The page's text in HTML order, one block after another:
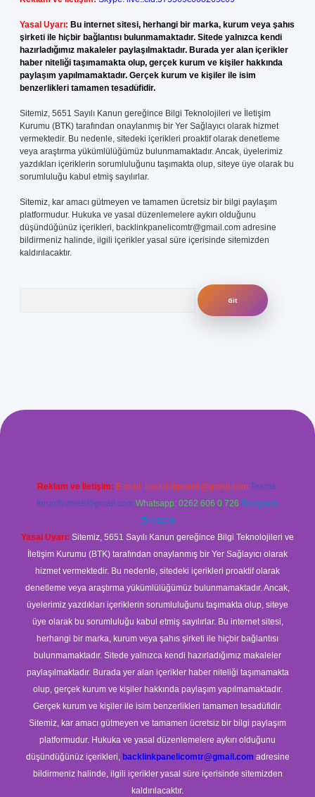
Yasal Uyarı: Bu internet sitesi, herhangi bir marka, kurum veya şahıs
şirketi ile hiçbir bağlantısı bulunmamaktadır. Sitede yalnızca kendi
hazırladığımız makaleler paylaşılmaktadır. Burada yer alan içerikler
haber niteliği taşımamakta olup, gerçek kurum ve kişiler hakkında
paylaşım yapılmamaktadır. Gerçek kurum ve kişiler ile isim
benzerlikleri tamamen tesadüfidir.
Sitemiz, 5651 Sayılı Kanun gereğince Bilgi Teknolojileri ve İletişim
Kurumu (BTK) tarafından onaylanmış bir Yer Sağlayıcı olarak hizmet
vermektedir. Bu nedenle, sitedeki içerikleri proaktif olarak denetleme
veya araştırma yükümlülüğümüz bulunmamaktadır. Ancak, üyelerimiz
yazdıkları içeriklerin sorumluluğunu taşımakta olup, siteye üye olarak bu
sorumluluğu kabul etmiş sayılırlar.
Sitemiz, kar amacı gütmeyen ve tamamen ücretsiz bir bilgi paylaşım
platformudur. Hukuka ve yasal düzenlemelere aykırı olduğunu
düşündüğünüz içerikleri, backlinkpanelicomtr@gmail.com adresine
bildirmeniz halinde, ilgili içerikler yasal süre içerisinde sitemizden
kaldırılacaktır.
Reklam ve İletişim: E-mail: backlinkpaneli@gmail.com Teams:
forumhizmeti@gmail.com Whatsapp: 0262 606 0 726 Telegram:
@karabul
Yasal Uyarı: Sitemiz, 5651 Sayılı Kanun gereğince Bilgi Teknolojileri ve
İletişim Kurumu (BTK) tarafından onaylanmış bir Yer Sağlayıcı olarak
hizmet vermektedir. Bu nedenle, sitedeki içerikleri proaktif olarak
denetleme veya araştırma yükümlülüğümüz bulunmamaktadır. Ancak,
üyelerimiz yazdıkları içeriklerin sorumluluğunu taşımakta olup, siteye
üye olarak bu sorumluluğu kabul etmiş sayılırlar. Bu internet sitesi,
herhangi bir marka, kurum veya şahıs şirketi ile hiçbir bağlantısı
bulunmamaktadır. Sitede yalnızca kendi hazırladığımız makaleler
paylaşılmaktadır. Burada yer alan içerikler haber niteliği taşımamakta
olup, gerçek kurum ve kişiler hakkında paylaşım yapılmamaktadır.
Gerçek kurum ve kişiler ile isim benzerlikleri tamamen tesadüfidir.
Sitemiz, kar amacı gütmeyen ve tamamen ücretsiz bir bilgi paylaşım
platformudur. Hukuka ve yasal düzenlemelere aykırı olduğunu
düşündüğünüz içerikleri, backlinkpanelicomtr@gmail.com adresine
bildirmeniz halinde, ilgili içerikler yasal süre içerisinde sitemizden
kaldırılacaktır.